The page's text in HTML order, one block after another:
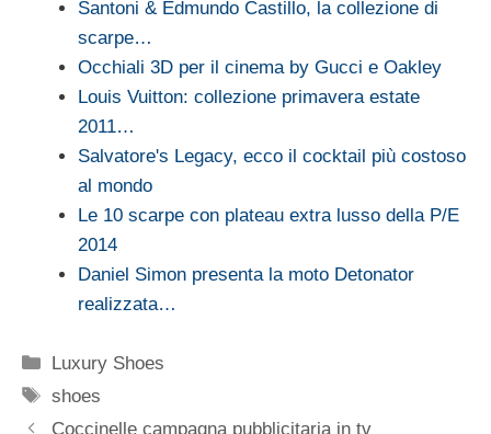
Santoni & Edmundo Castillo, la collezione di
scarpe…
Occhiali 3D per il cinema by Gucci e Oakley
Louis Vuitton: collezione primavera estate
2011…
Salvatore's Legacy, ecco il cocktail più costoso
al mondo
Le 10 scarpe con plateau extra lusso della P/E
2014
Daniel Simon presenta la moto Detonator
realizzata…
Categorie
Luxury Shoes
Tag
shoes
Coccinelle campagna pubblicitaria in tv